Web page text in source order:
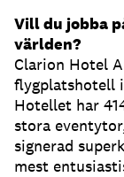
Vill du jobba
världen?
Clarion Hotel
flygplatshotell
Hotellet har
stora
signerad
mest